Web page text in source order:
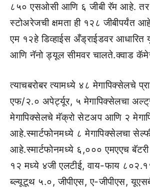
८५० एसओसी आणि ६ जीबी रॅम आहे. तर
स्टोअरेजची क्षमता ही १२८ जीबीपर्यंत
एम १२हे डिव्हाईस अँड्राईडवर
आणि नॅनो ड्यूल सीमवर चालते.क्वाड
त्याचबरोबर त्यामध्ये ४८ मेगापिक्सेलचे
एफ/२.० अपेर्ट्यूर, ५ मेगापिक्सेलचा
मेगापिक्सेलचे मॅक्रो सेटअप आणि २
आहे.स्मार्टफोनमध्ये ८ मेगापिक्सेलचा
आहे.स्मार्टफोनमध्ये ६,००० एमएएच
१२ मध्ये ४जी एलटीई, वाय-फाय
ब्ल्यूटूथ ५.०, जीपीएस, ए-जीपीएस,